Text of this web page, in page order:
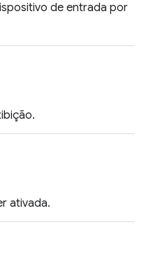
de entrada por
ativada.